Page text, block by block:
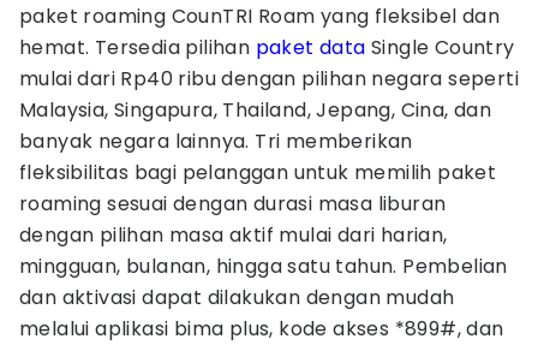
paket roaming CounTRI Roam yang fleksibel dan
hemat. Tersedia pilihan paket data Single Country
mulai dari Rp40 ribu dengan pilihan negara seperti
Malaysia, Singapura, Thailand, Jepang, Cina, dan
banyak negara lainnya. Tri memberikan
fleksibilitas bagi pelanggan untuk memilih paket
roaming sesuai dengan durasi masa liburan
dengan pilihan masa aktif mulai dari harian,
mingguan, bulanan, hingga satu tahun. Pembelian
dan aktivasi dapat dilakukan dengan mudah
melalui aplikasi bima plus, kode akses *899#, dan